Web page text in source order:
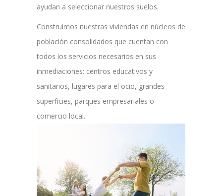
ayudan a seleccionar nuestros suelos.
Construimos nuestras viviendas en núcleos de
población consolidados que cuentan con
todos los servicios necesarios en sus
inmediaciones: centros educativos y
sanitarios, lugares para el ocio, grandes
superficies, parques empresariales o
comercio local.